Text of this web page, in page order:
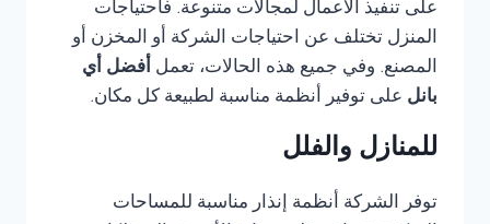
على تنفيذ الأعمال لمجالات متنوعة. فاحتياجات
المنزل تختلف عن احتياجات الشركة أو المخزن أو
المصنع. وفي جميع هذه الحالات، تعمل أفضل أي
بانل على توفير أنظمة مناسبة لطبيعة كل مكان.
للمنازل والفلل
توفر الشركة أنظمة إنذار مناسبة للمساحات